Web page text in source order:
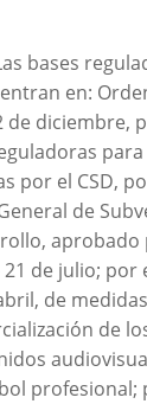
bases
en:
de diciembre,
por el CSD,
de
aprobado
de julio; por
de
de
profesional;